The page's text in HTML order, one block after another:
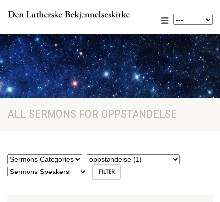
ALL SERMONS FOR OPPSTANDELSE